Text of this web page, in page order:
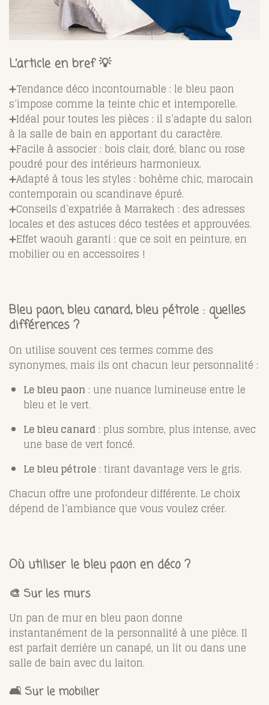
L’article en bref 💡
➕Tendance déco incontournable : le bleu paon
s’impose comme la teinte chic et intemporelle.
➕Idéal pour toutes les pièces : il s’adapte du salon
à la salle de bain en apportant du caractère.
➕Facile à associer : bois clair, doré, blanc ou rose
poudré pour des intérieurs harmonieux.
➕Adapté à tous les styles : bohème chic, marocain
contemporain ou scandinave épuré.
➕Conseils d’expatriée à Marrakech : des adresses
locales et des astuces déco testées et approuvées.
➕Effet waouh garanti : que ce soit en peinture, en
mobilier ou en accessoires !
Bleu paon, bleu canard, bleu pétrole : quelles
différences ?
On utilise souvent ces termes comme des
synonymes, mais ils ont chacun leur personnalité :
Le bleu paon : une nuance lumineuse entre le
bleu et le vert.
Le bleu canard : plus sombre, plus intense, avec
une base de vert foncé.
Le bleu pétrole : tirant davantage vers le gris.
Chacun offre une profondeur différente. Le choix
dépend de l’ambiance que vous voulez créer.
Où utiliser le bleu paon en déco ?
🎨 Sur les murs
Un pan de mur en bleu paon donne
instantanément de la personnalité à une pièce. Il
est parfait derrière un canapé, un lit ou dans une
salle de bain avec du laiton.
🛋️ Sur le mobilier